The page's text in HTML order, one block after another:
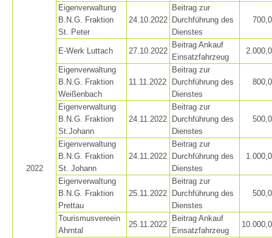
Annual report
2022
Eigenverwaltung
B.N.G. Fraktion
St. Peter
24.10.2022
Beitrag zur
Durchführung des
Dienstes
E-Werk Luttach 27.10.2022
Beitrag Ankauf
Einsatzfahrzeug
Eigenverwaltung
B.N.G. Fraktion
Weißenbach
11.11.2022
Beitrag zur
Durchführung des
Dienstes
Eigenverwaltung
B.N.G. Fraktion
St.Johann
24.11.2022
Beitrag zur
Durchführung des
Dienstes
Eigenverwaltung
B.N.G. Fraktion
St. Johann
24.11.2022
Beitrag zur
Durchführung des
Dienstes
Eigenverwaltung
B.N.G. Fraktion
Prettau
25.11.2022
Beitrag zur
Durchführung des
Dienstes
Tourismusvereein
Ahrntal
25.11.2022
Beitrag Ankauf
Einsatzfahrzeug